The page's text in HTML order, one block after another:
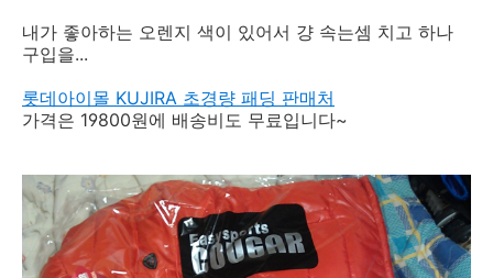
내가 좋아하는 오렌지 색이 있어서 걍 속는셈 치고 하나
구입을...
롯데아이몰 KUJIRA 초경량 패딩 판매처
가격은 19800원에 배송비도 무료입니다~